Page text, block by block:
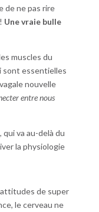
de ne pas rire
Une vraie bulle
muscles du
sont essentielles
nouvelle
entre nous
va au-delà du
la physiologie
attitudes de super
le cerveau ne